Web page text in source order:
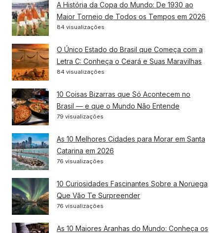
A História da Copa do Mundo: De 1930 ao
Maior Torneio de Todos os Tempos em 2026
84 visualizações
O Único Estado do Brasil que Começa com a
Letra C: Conheça o Ceará e Suas Maravilhas
84 visualizações
10 Coisas Bizarras que Só Acontecem no
Brasil — e que o Mundo Não Entende
79 visualizações
As 10 Melhores Cidades para Morar em Santa
Catarina em 2026
76 visualizações
10 Curiosidades Fascinantes Sobre a Noruega
Que Vão Te Surpreender
76 visualizações
As 10 Maiores Aranhas do Mundo: Conheça os